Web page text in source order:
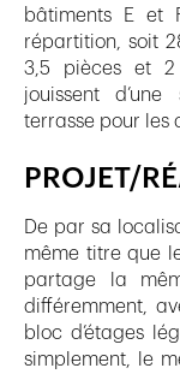
bâtiments E et
répartition, soit
3,5 pièces et 2
jouissent
terrasse pour les
PROJET/
De par sa
même titre que
partage la
différemment,
bloc d’étages
simplement, le